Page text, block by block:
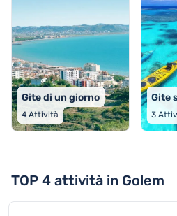
Gite di un giorno
4 Attività
Gite
3
TOP 4 attività in Golem